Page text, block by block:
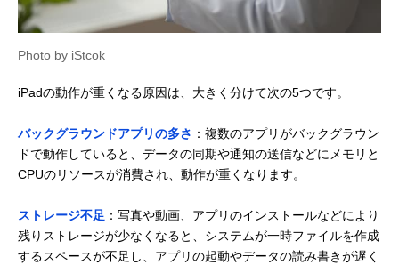
Photo by iStcok
iPadの動作が重くなる原因は、大きく分けて次の5つです。
バックグラウンドアプリの多さ ：複数のアプリがバックグラウン
ドで動作していると、データの同期や通知の送信などにメモリと
CPUのリソースが消費され、動作が重くなります。
ストレージ不足 ：写真や動画、アプリのインストールなどにより
残りストレージが少なくなると、システムが一時ファイルを作成
するスペースが不足し、アプリの起動やデータの読み書きが遅く